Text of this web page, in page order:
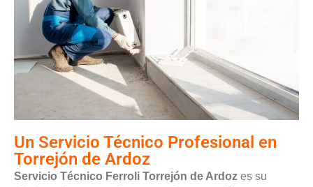
Un Servicio Técnico Profesional en
Torrejón de Ardoz
Servicio Técnico Ferroli Torrejón de Ardoz es su